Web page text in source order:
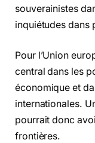
souverainistes
inquiétudes dans
Pour l’Union
central dans les
économique et
internationales.
pourrait donc
frontières.